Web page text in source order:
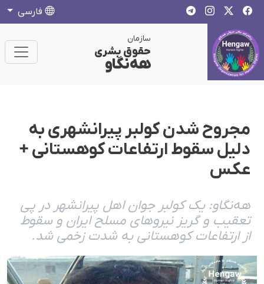
فارسی
سازمان
حقوق بشری
هەنگاو
مجروح شدن کولبر پیرانشهری بە
دلیل سقوط ارتفاعات کوهستانی +
عکس
هەنگاو: یک کولبر جوان اهل پیرانشهر در پی
تعقیب و گریز نیروهای مسلح ایران و سقوط
از ارتفاعات کوهستانی بە شدت زخمی شد.